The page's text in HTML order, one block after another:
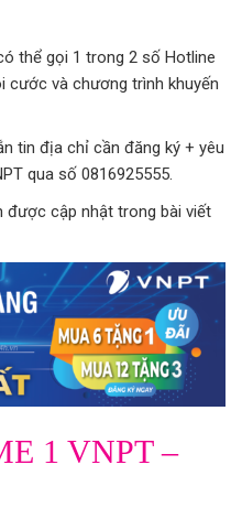
thể gọi 1 trong 2 số Hotline
cước và chương trình khuyến
tin địa chỉ cần đăng ký + yêu
qua số 0816925555
được cập nhật trong bài viết
1 VNPT –